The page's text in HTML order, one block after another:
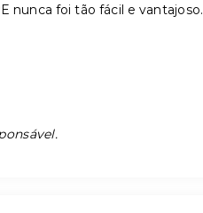
nunca foi tão fácil e vantajoso.